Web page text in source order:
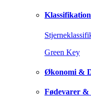
Green Key
Økonomi &
Fødevarer &